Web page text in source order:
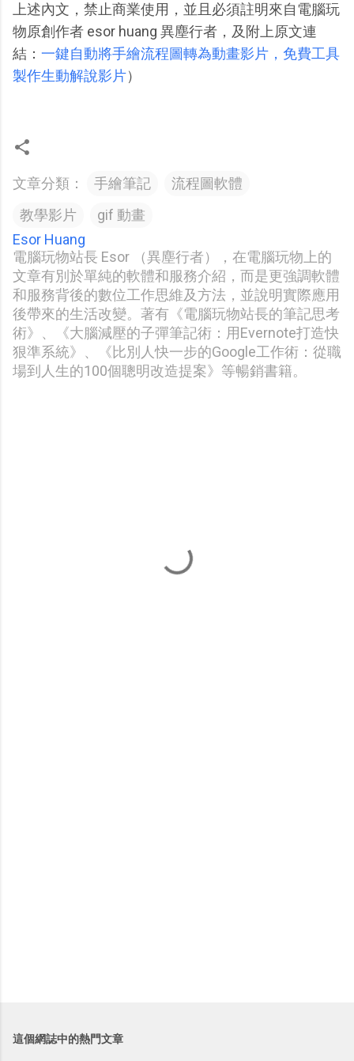
上述內文，禁止商業使用，並且必須註明來自電腦玩
物原創作者 esor huang 異塵行者，及附上原文連
結： 一鍵自動將手繪流程圖轉為動畫影片，免費工具
製作生動解說影片）
文章分類： 手繪筆記
流程圖軟體
教學影片
gif 動畫
Esor Huang
電腦玩物站長 Esor （異塵行者），在電腦玩物上的
文章有別於單純的軟體和服務介紹，而是更強調軟體
和服務背後的數位工作思維及方法，並說明實際應用
後帶來的生活改變。著有《電腦玩物站長的筆記思考
術》、《大腦減壓的子彈筆記術：用Evernote打造快
狠準系統》、《比別人快一步的Google工作術：從職
場到人生的100個聰明改造提案》等暢銷書籍。
這個網誌中的熱門文章